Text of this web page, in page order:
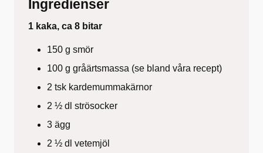
Ingredienser
1 kaka, ca 8 bitar
150 g smör
100 g gråärtsmassa (se bland våra recept)
2 tsk kardemummakärnor
2 ½ dl strösocker
3 ägg
2 ½ dl vetemjöl